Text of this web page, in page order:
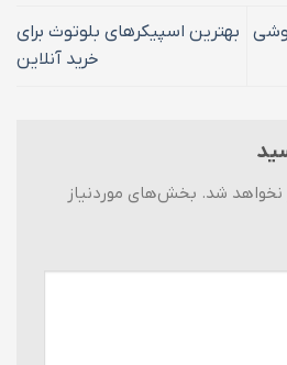
بهترین اسپیکرهای بلوتوث برای
خرید آنلاین
نخواهد شد. بخش‌های موردنیاز